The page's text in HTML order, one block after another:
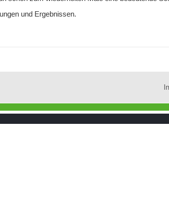
und Ergebnissen.